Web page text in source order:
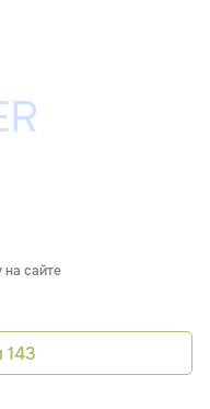
на сайте
143